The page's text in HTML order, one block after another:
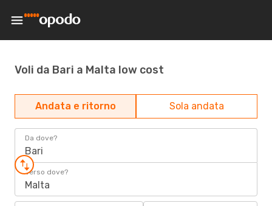
Voli da Bari a Malta low cost
Andata e ritorno Sola andata
Da dove?
Bari
Verso dove?
Malta